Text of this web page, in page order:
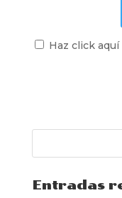
Haz click
Entradas